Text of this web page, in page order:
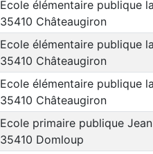
Ecole élémentaire publique
35410 Châteaugiron
Ecole élémentaire publique
35410 Châteaugiron
Ecole élémentaire publique
35410 Châteaugiron
Ecole primaire publique
35410 Domloup